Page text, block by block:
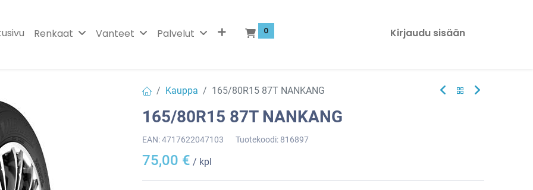
Renkaat Vanteet Palvelut 0 Kirjaudu sisään
Kauppa 165/80R15 87T NANKANG
165/80R15 87T NANKANG
EAN:4717622047103 Tuotekoodi: 816897
75,00 € / kpl